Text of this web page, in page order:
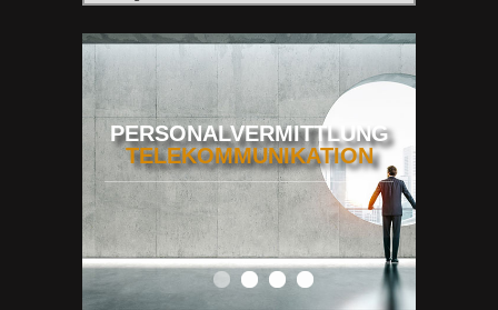
PERSONALVERMITTLUNG
TELEKOMMUNIKATION
0